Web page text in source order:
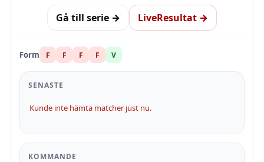
Gå till serie → LiveResultat →
Form F F F F V
SENASTE
Kunde inte hämta matcher just nu.
KOMMANDE